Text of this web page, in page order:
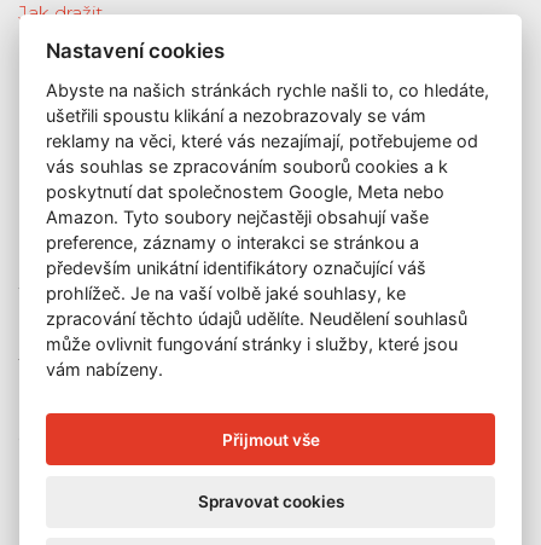
Jak dražit
Galerie
Katalog vydražených děl
O nás
GDPR
Kontakt
KONTAKT
GALERIE LAZARSKÁ
Lazarská 7
110 00 Praha 1
E-mail:
info@galerielazarska.cz
Telefon:
+420 222 523 739
OTEVÍRACÍ DOBA
Nastavení cookies
Abyste na našich stránkách rychle našli to, co hledáte,
ušetřili spoustu klikání a nezobrazovaly se vám
reklamy na věci, které vás nezajímají, potřebujeme od
vás souhlas se zpracováním souborů cookies a k
poskytnutí dat společnostem Google, Meta nebo
Amazon. Tyto soubory nejčastěji obsahují vaše
preference, záznamy o interakci se stránkou a
především unikátní identifikátory označující váš
prohlížeč. Je na vaší volbě jaké souhlasy, ke
zpracování těchto údajů udělíte. Neudělení souhlasů
může ovlivnit fungování stránky i služby, které jsou
vám nabízeny.
Přijmout vše
Spravovat cookies